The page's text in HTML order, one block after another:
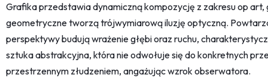
Grafika przedstawia dynamiczną kompozycję z zakresu op art,
geometryczne tworzą trójwymiarową iluzję optyczną.
perspektywy budują wrażenie głębi oraz ruchu,
sztuka abstrakcyjna, która nie odwołuje się do konkretnych
przestrzennym złudzeniem, angażując wzrok obserwatora.